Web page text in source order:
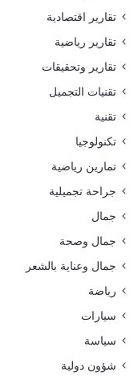
تقارير اقتصادية
تقارير رياضية
تقارير وتحقيقات
تقنيات التجميل
تقنية
تكنولوجيا
تمارين رياضية
جراحة تجميلية
جمال
جمال وصحة
جمال وعناية بالشعر
رياضة
سيارات
سياسة
شؤون دولية